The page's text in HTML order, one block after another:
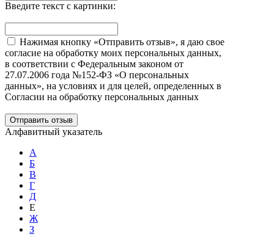
Введите текст с картинки:
Нажимая кнопку «Отправить отзыв», я даю свое
согласие на обработку моих персональных данных,
в соответствии с Федеральным законом от
27.07.2006 года №152-ФЗ «О персональных
данных», на условиях и для целей, определенных в
Согласии на обработку персональных данных
Отправить отзыв
Алфавитный указатель
А
Б
В
Г
Д
Е
Ж
З